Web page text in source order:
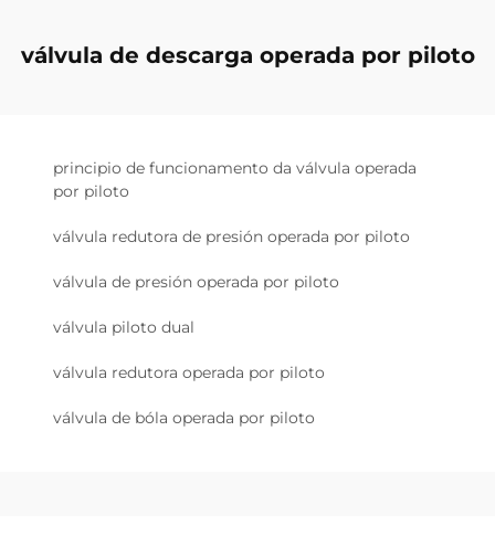
válvula de descarga operada por piloto
principio de funcionamento da válvula operada
por piloto
válvula redutora de presión operada por piloto
válvula de presión operada por piloto
válvula piloto dual
válvula redutora operada por piloto
válvula de bóla operada por piloto